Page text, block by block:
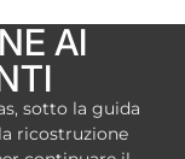
AI
sotto la guida
ricostruzione